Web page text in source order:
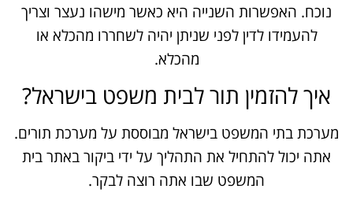
נוכח. האפשרות השנייה היא כאשר מישהו נעצר וצריך
להעמידו לדין לפני שניתן יהיה לשחררו מהכלא או
מהכלא.
איך להזמין תור לבית משפט בישראל?
מערכת בתי המשפט בישראל מבוססת על מערכת תורים.
אתה יכול להתחיל את התהליך על ידי ביקור באתר בית
המשפט שבו אתה רוצה לבקר.